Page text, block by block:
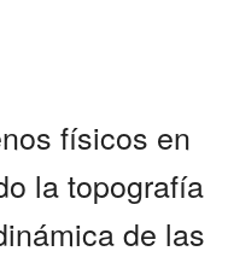
físicos en
la topografía
de las